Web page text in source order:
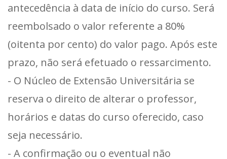
antecedência à data de início do curso. Será
reembolsado o valor referente a 80%
(oitenta por cento) do valor pago. Após este
prazo, não será efetuado o ressarcimento.
- O Núcleo de Extensão Universitária se
reserva o direito de alterar o professor,
horários e datas do curso oferecido, caso
seja necessário.
- A confirmação ou o eventual não